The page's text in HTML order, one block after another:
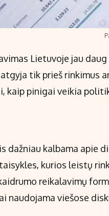
Lietuvoje jau
tik prieš rinkimus
kaip pinigai veikia
dažniau kalbama apie
kurios leistų
reikalavimų
naudojama viešose